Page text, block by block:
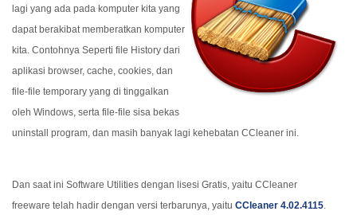
lagi yang ada pada komputer kita yang
dapat berakibat memberatkan komputer
kita. Contohnya Seperti file History dari
aplikasi browser, cache, cookies, dan
file-file temporary yang di tinggalkan
oleh Windows, serta file-file sisa bekas
uninstall program, dan masih banyak lagi kehebatan CCleaner ini.
Dan saat ini Software Utilities dengan lisesi Gratis, yaitu CCleaner
freeware telah hadir dengan versi terbarunya, yaitu CCleaner 4.02.4115